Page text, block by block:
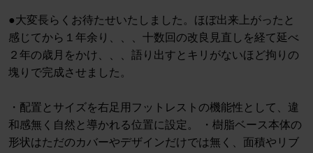
●大変長らくお待たせいたしました。ほぼ出来上がったと
感じてから１年余り、、、十数回の改良見直しを経て延べ
２年の歳月をかけ、、、語り出すとキリがないほど拘りの
塊りで完成させました。
・配置とサイズを右足用フットレストの機能性として、違
和感無く自然と導かれる位置に設定。 ・樹脂ベース本体の
形状はただのカバーやデザインだけでは無く、面積やリブ